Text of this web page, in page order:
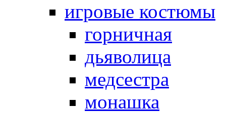
игровые костюмы
горничная
дьяволица
медсестра
монашка